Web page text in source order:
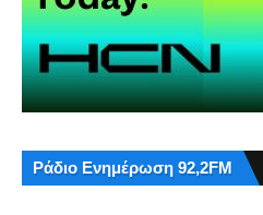
Ράδιο Ενημέρωση 92,2FM